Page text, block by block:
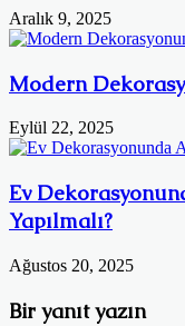
Aralık 9, 2025
Modern
Eylül 22, 2025
Ev
Yapılmalı?
Ağustos 20, 2025
Bir yanıt yazın